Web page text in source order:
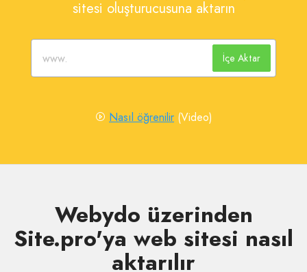
sitesi oluşturucusuna aktarın
İçe Aktar
Nasıl öğrenilir (Video)
Webydo üzerinden
Site.pro'ya web sitesi nasıl
aktarılır